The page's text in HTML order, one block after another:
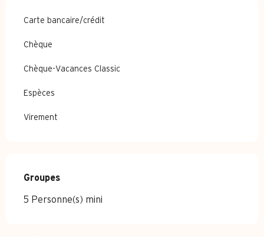
Carte bancaire/crédit
Chèque
Chèque-Vacances Classic
Espèces
Virement
Groupes
Groupes
5 Personne(s) mini